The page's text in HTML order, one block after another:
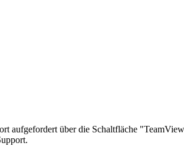
aufgefordert über die Schaltfläche